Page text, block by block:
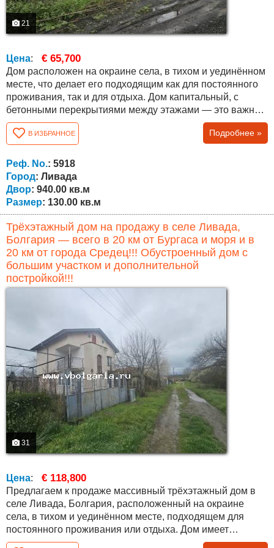
21
Цена: € 65,700
Дом расположен на окраине села, в тихом и уединённом
месте, что делает его подходящим как для постоянного
проживания, так и для отдыха. Дом капитальный, с
бетонными перекрытиями между этажами — это важное
преимущество при ремонте и переустройстве. Общая
площадь составляет около 130 кв.м . Первый этаж
полностью завершён и готов к проживанию, включает
гостиную, кухню, две спальни, ванную комнату и туалет.
Второй этаж —...
В ИЗБРАННОЕ Подробнее »
Реф. No.: 5918
Город: Ливада
Двор: 940.00 кв.м
Размер: 130.00 кв.м
Трёхэтажный дом на продажу в селе Ливада,
Болгария — всего в 20 км от Бургаса и моря и в
20 км от города Средец!!! Обустроенный дом с
большим участком и дополнительной
постройкой!!!
31
Цена: € 118,800
Предлагаем к продаже массивный трёхэтажный дом в
селе Ливада, Болгария, расположенный на окраине
села, в тихом и уединённом месте, подходящем для
постоянного проживания или отдыха. Дом имеет
площадь застройки 66 кв.м на этаж и общую площадь